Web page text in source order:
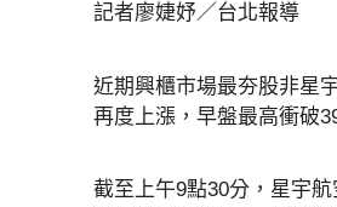
記者廖婕妤／台北報導
近期興櫃市場最夯股非星
再度上漲，早盤最高衝破
截至上午9點30分，星宇